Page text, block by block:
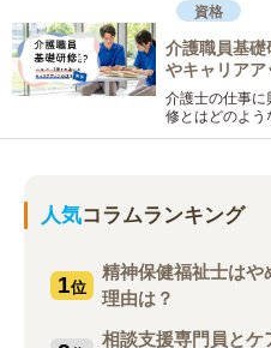
資格
介護職員基
やキャリア
介護士の仕事に
修とはどのよう
人気コラムランキング
1位
精神保健福祉士はや
理由は？
相談支援専門員とケ